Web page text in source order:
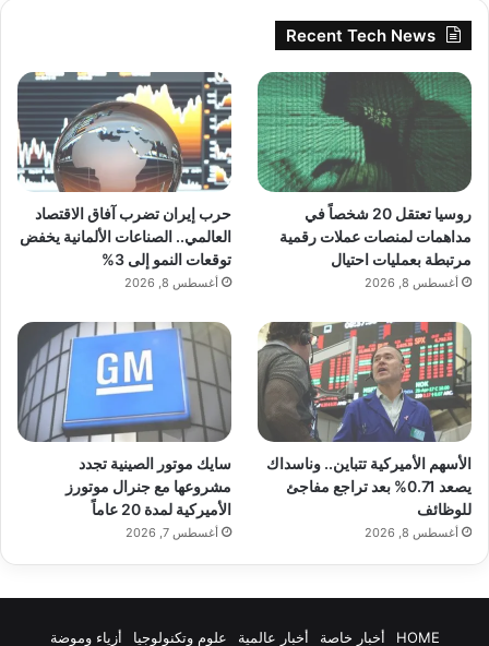
Recent Tech News
روسيا تعتقل 20 شخصاً في
مداهمات لمنصات عملات رقمية
مرتبطة بعمليات احتيال
أغسطس 8, 2026
حرب إيران تضرب آفاق الاقتصاد
العالمي.. الصناعات الألمانية يخفض
توقعات النمو إلى 3%
أغسطس 8, 2026
الأسهم الأميركية تتباين.. وناسداك
يصعد 0.71% بعد تراجع مفاجئ
للوظائف
أغسطس 8, 2026
سايك موتور الصينية تجدد
مشروعها مع جنرال موتورز
الأميركية لمدة 20 عاماً
أغسطس 7, 2026
HOME أخبار خاصة أخبار عالمية علوم وتكنولوجيا أزياء وموضة